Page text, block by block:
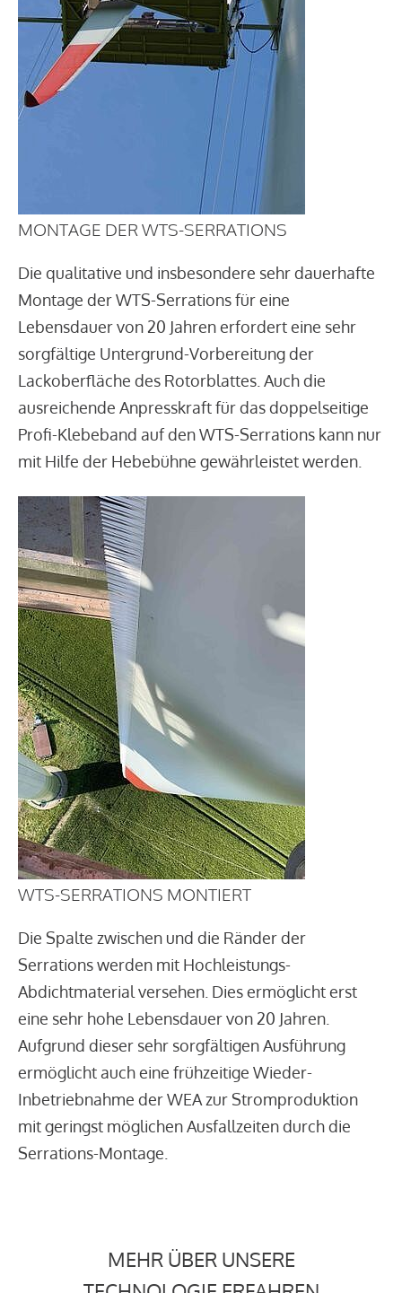
MONTAGE DER WTS-SERRATIONS
Die qualitative und insbesondere sehr dauerhafte
Montage der WTS-Serrations für eine
Lebensdauer von 20 Jahren erfordert eine sehr
sorgfältige Untergrund-Vorbereitung der
Lackoberfläche des Rotorblattes. Auch die
ausreichende Anpresskraft für das doppelseitige
Profi-Klebeband auf den WTS-Serrations kann nur
mit Hilfe der Hebebühne gewährleistet werden.
WTS-SERRATIONS MONTIERT
Die Spalte zwischen und die Ränder der
Serrations werden mit Hochleistungs-
Abdichtmaterial versehen. Dies ermöglicht erst
eine sehr hohe Lebensdauer von 20 Jahren.
Aufgrund dieser sehr sorgfältigen Ausführung
ermöglicht auch eine frühzeitige Wieder-
Inbetriebnahme der WEA zur Stromproduktion
mit geringst möglichen Ausfallzeiten durch die
Serrations-Montage.
MEHR ÜBER UNSERE